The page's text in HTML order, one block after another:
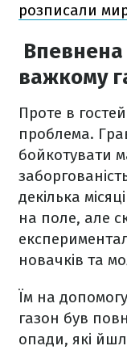
розписали
важкому
Проте в
проблема.
бойкотувати
декілька
на поле, але
новачків та
Їм на
газон був
опади, які